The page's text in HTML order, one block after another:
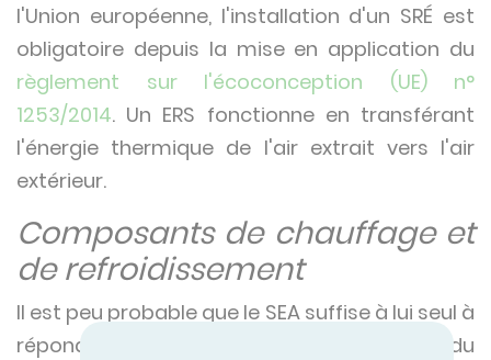
l'Union européenne, l'installation d'un SRÉ est
obligatoire depuis la mise en application du
règlement sur l'écoconception (UE) n°
1253/2014. Un ERS fonctionne en transférant
l'énergie thermique de l'air extrait vers l'air
extérieur.
Composants de chauffage et
de refroidissement
Il est peu probable que le SEA suffise à lui seul à
répondre aux exigences de température du